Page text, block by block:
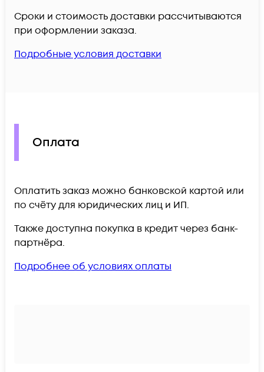
Сроки и стоимость доставки рассчитываются
при оформлении заказа.
Подробные условия доставки
Оплата
Оплатить заказ можно банковской картой или
по счёту для юридических лиц и ИП.
Также доступна покупка в кредит через банк-
партнёра.
Подробнее об условиях оплаты